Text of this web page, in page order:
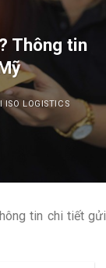
Thông tin
ISO LOGISTICS
tin chi tiết gửi